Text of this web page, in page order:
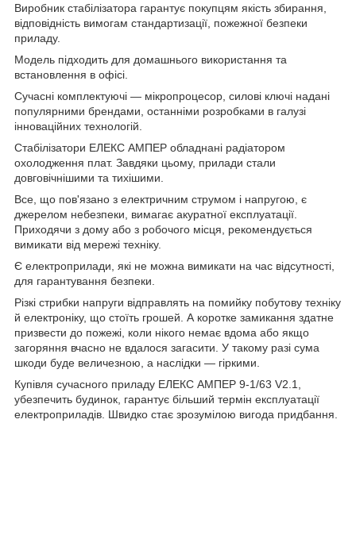
Виробник стабілізатора гарантує покупцям якість збирання,
відповідність вимогам стандартизації, пожежної безпеки
приладу.
Модель підходить для домашнього використання та
встановлення в офісі.
Сучасні комплектуючі — мікропроцесор, силові ключі надані
популярними брендами, останніми розробками в галузі
інноваційних технологій.
Стабілізатори ЕЛЕКС АМПЕР обладнані радіатором
охолодження плат. Завдяки цьому, прилади стали
довговічнішими та тихішими.
Все, що пов'язано з електричним струмом і напругою, є
джерелом небезпеки, вимагає акуратної експлуатації.
Приходячи з дому або з робочого місця, рекомендується
вимикати від мережі техніку.
Є електроприлади, які не можна вимикати на час відсутності,
для гарантування безпеки.
Різкі стрибки напруги відправлять на помийку побутову техніку
й електроніку, що стоїть грошей. А коротке замикання здатне
призвести до пожежі, коли нікого немає вдома або якщо
загоряння вчасно не вдалося загасити. У такому разі сума
шкоди буде величезною, а наслідки — гіркими.
Купівля сучасного приладу ЕЛЕКС АМПЕР 9-1/63 V2.1,
убезпечить будинок, гарантує більший термін експлуатації
електроприладів. Швидко стає зрозумілою вигода придбання.